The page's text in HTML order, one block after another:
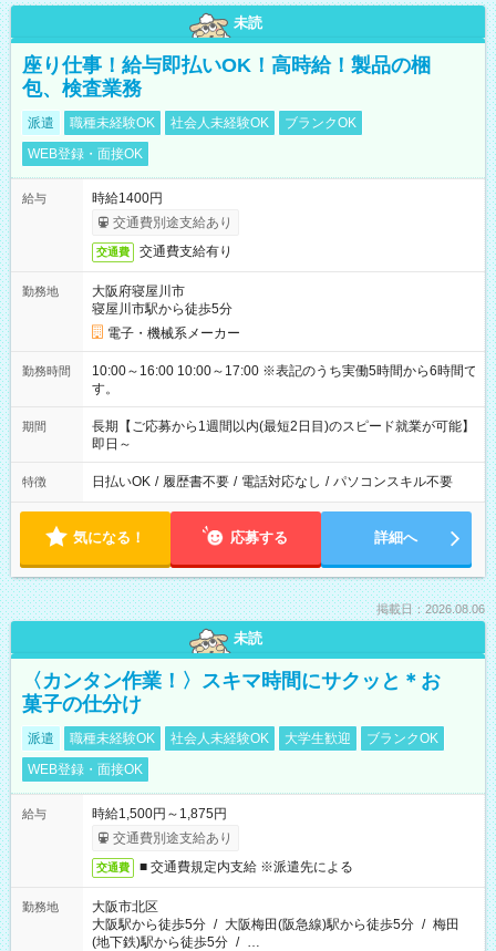
未読
座り仕事！給与即払いOK！高時給！製品の梱
包、検査業務
派遣 職種未経験OK 社会人未経験OK
ブランクOK
WEB登録・面接OK
給与
時給1400円
交通費別途支給あり
交通費 交通費支給有り
勤務地
大阪府寝屋川市
寝屋川市駅から徒歩5分
電子・機械系メーカー
勤務時間
10:00～16:00 10:00～17:00 ※表記のうち実働5時間から6時間で
す。
期間
長期【ご応募から1週間以内(最短2日目)のスピード就業が可能】
即日～
特徴 日払いOK / 履歴書不要 / 電話対応なし / パソコンスキル不要
気になる！ 応募する 詳細へ
掲載日：2026.08.06
未読
〈カンタン作業！〉スキマ時間にサクッと＊お
菓子の仕分け
派遣 職種未経験OK 社会人未経験OK 大学生歓迎
ブランクOK
WEB登録・面接OK
給与
時給1,500円～1,875円
交通費別途支給あり
交通費 ■ 交通費規定内支給 ※派遣先による
勤務地
大阪市北区
大阪駅から徒歩5分 / 大阪梅田(阪急線)駅から徒歩5分 / 梅田
(地下鉄)駅から徒歩5分 / …